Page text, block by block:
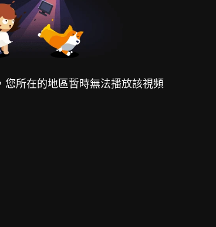
所在的地區暫時無法播放該視頻